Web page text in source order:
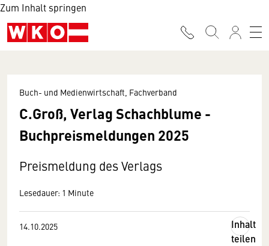
Zum Inhalt springen
Buch- und Medienwirtschaft, Fachverband
C.Groß, Verlag Schachblume -
Buchpreismeldungen 2025
Preismeldung des Verlags
Lesedauer: 1 Minute
14.10.2025
Inhalt
teilen